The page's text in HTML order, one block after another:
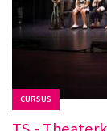
CURSUS